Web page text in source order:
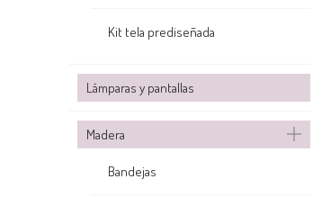
Kit tela prediseñada
Lámparas y pantallas
Madera
Bandejas